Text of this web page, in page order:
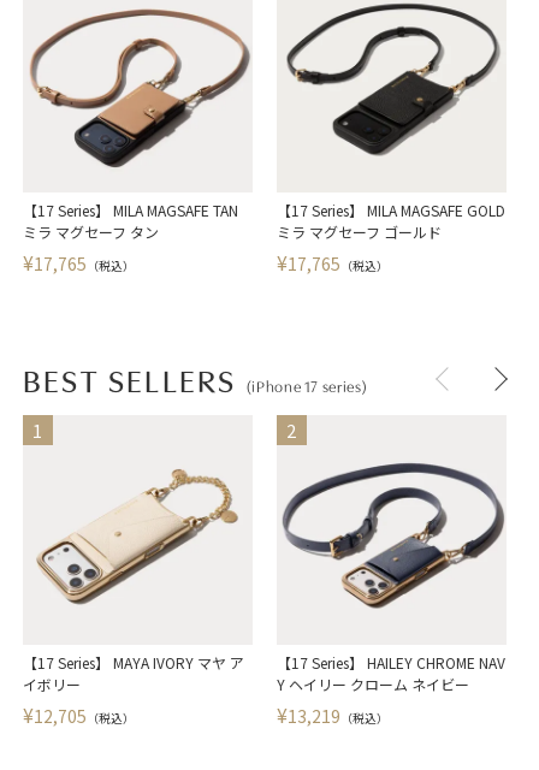
【17 Series】 MILA MAGSAFE TAN
ミラ マグセーフ タン
¥17,765 （税込）
【17 Series】 MILA MAGSAFE GOLD
ミラ マグセーフ ゴールド
¥17,765 （税込）
BEST SELLERS (iPhone 17 series)
【17 Series】 MAYA IVORY マヤ ア
イボリー
¥12,705 （税込）
【17 Series】 HAILEY CHROME NAV
Y ヘイリー クローム ネイビー
¥13,219 （税込）